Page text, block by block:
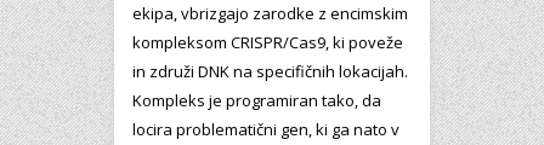
ekipa, vbrizgajo zarodke z encimskim
kompleksom CRISPR/Cas9, ki poveže
in združi DNK na specifičnih lokacijah.
Kompleks je programiran tako, da
locira problematični gen, ki ga nato v